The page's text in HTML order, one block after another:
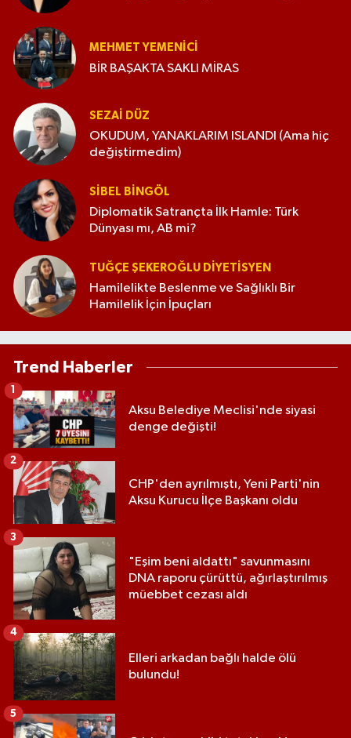
MEHMET YEMENICI
BİR BAŞAKTA SAKLI MİRAS
SEZAI DÜZ
OKUDUM, YANAKLARIM ISLANDI (Ama hiç
değiştirmedim)
SIBEL BINGÖL
Diplomatik Satrançta İlk Hamle: Türk
Dünyası mı, AB mi?
TUĞÇE ŞEKEROĞLU DIYETISYEN
Hamilelikte Beslenme ve Sağlıklı Bir
Hamilelik İçin İpuçları
Trend Haberler
Aksu Belediye Meclisi'nde siyasi
denge değişti!
1
CHP'den ayrılmıştı, Yeni Parti'nin
Aksu Kurucu İlçe Başkanı oldu
2
"Eşim beni aldattı" savunmasını
DNA raporu çürüttü, ağırlaştırılmış
müebbet cezası aldı
3
Elleri arkadan bağlı halde ölü
bulundu!
4
5